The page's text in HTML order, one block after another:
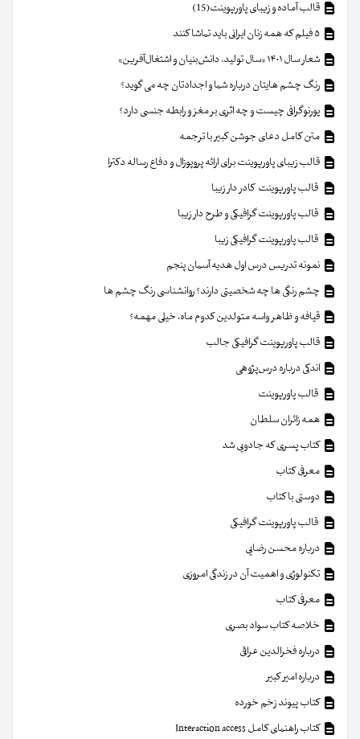
قالب آماده و زیبای پاورپوینت(15)
شعار سال ۱۴۰۱ «سال تولید، دانش‌بنیان و اشتغال‌آفرین»
رنگ چشم هایتان درباره شما و اجدادتان چه می گوید؟
پورنوگرافی چیست و چه اثری بر مغز و رابطه جنسی دارد؟
متن کامل دعای جوشن کبیر با ترجمه
قالب زیبای پاورپوینت برای ارائه پروپوزال و دفاع رساله دکترا
قالب پاورپوینت کادر دار زیبا
قالب پاورپوینت گرافیکی و طرح دار زیبا
قالب پاورپوینت گرافیکی زیبا
نمونه تدریس درس اول هدیه آسمان پنجم
چشم رنگی ها چه شخصیتی دارند؟ روانشناسی رنگ چشم ها
قیافه و ظاهر واسه متولدین کدوم ماه، خیلی مهمه؟
قالب پاورپوینت گرافیکی جالب
اندکی درباره درس‌پژوهی
قالب پاورپوینت
همه زائران سلطان
کتاب پسری که جادویی شد
معرفی کتاب
دوستی با کتاب
قالب پاورپوینت گرافیکی
درباره محسن رضایی
تکنولوژی و اهمیت آن در زندگی امروزی
معرفی کتاب
خلاصه کتاب سواد بصری
درباره فخرالدین عراقی
درباره امیر کبیر
کتاب پیوند زخم خورده
کتاب راهنمای کامل Interaction access